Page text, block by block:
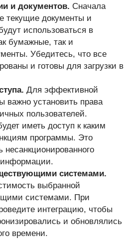
и документов. Сначала
текущие документы и
использоваться в
бумажные, так и
Убедитесь, что все
и готовы для загрузки в
Для эффективной
важно установить права
пользователей.
иметь доступ к каким
программы. Это
несанкционированного
информации.
системами.
выбранной
системами. При
интеграцию, чтобы
и обновлялись
времени.